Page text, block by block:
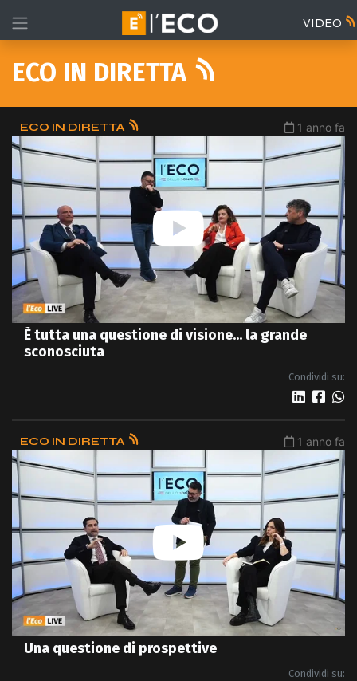
VIDEO
ECO IN DIRETTA
ECO IN DIRETTA 1 anno fa
È tutta una questione di visione... la grande
sconosciuta
Condividi su:
ECO IN DIRETTA 1 anno fa
Una questione di prospettive
Condividi su: